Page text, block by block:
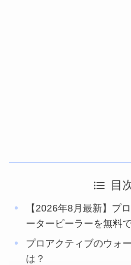
目
【2026年8月最新】プ
ーターピーラーを無料
プロアクティブのウォ
は？